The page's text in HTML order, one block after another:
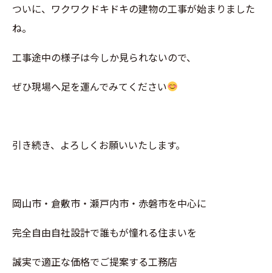
ついに、ワクワクドキドキの建物の工事が始まりました
ね。
工事途中の様子は今しか見られないので、
ぜひ現場へ足を運んでみてください
引き続き、よろしくお願いいたします。
岡山市・倉敷市・瀬戸内市・赤磐市を中心に
完全自由自社設計で誰もが憧れる住まいを
誠実で適正な価格でご提案する工務店